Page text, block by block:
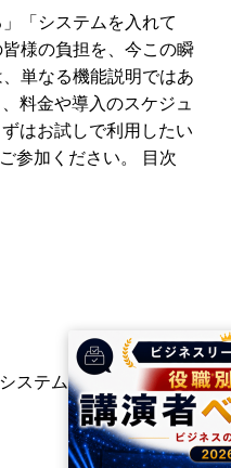
「システムを入れて
様の負担を、今この瞬
単なる機能説明ではあ
料金や導入のスケジュ
はお試しで利用したい
参加ください。 目次
ステムの導入に関与